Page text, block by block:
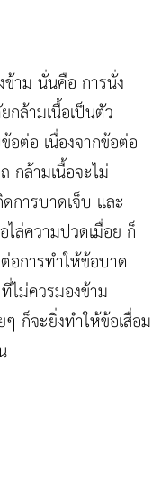
าม นั่นคือ การนั่ง
ล้ามเนื้อเป็นตัว
อต่อ เนื่องจากข้อต่อ
กล้ามเนื้อจะไม่
การบาดเจ็บ และ
ไล่ความปวดเมื่อย ก็
อการทำให้ข้อบาด
ไม่ควรมองข้าม
ก็จะยิ่งทำให้ข้อเสื่อม